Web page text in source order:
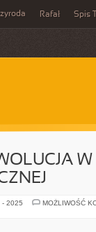
Rafał Spis
W
- 2025
MOŻLIWOŚĆ